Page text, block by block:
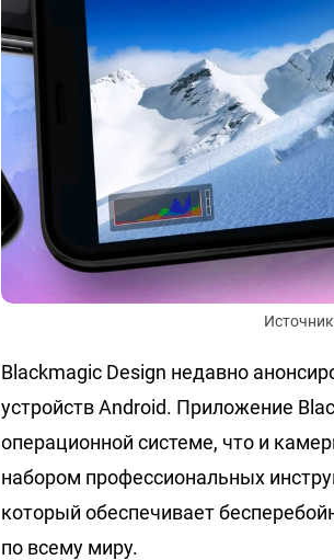
Blackmagic Design недавно
устройств Android. Приложение
операционной системе, что и
набором профессиональных
который обеспечивает
по всему миру.